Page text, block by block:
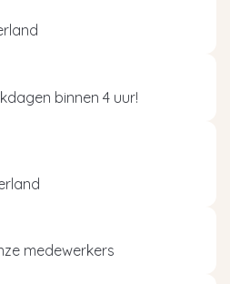
binnen 4 uur!
medewerkers